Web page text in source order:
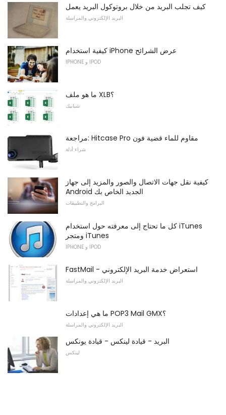
كيف تجلب البريد من خلال بروتوكول البريد يعمل
البريد الإلكتروني والمراسلة
كيفية استخدام iPhone عرض الشرائح
IPHONE و IPOD
ما هو ملف XLB؟
شبابيك
مراجعة: Hitcase Pro مقاوم للماء قضية فون
شراء أدلة
كيفية نقل جهات الاتصال والصور والمزيد إلى جهاز
Android الجديد الخاص بك
البرامج والتطبيقات
كل ما تحتاج إلى معرفته حول استخدام iTunes
ومتجر iTunes
IPHONE و IPOD
FastMail - استعراض خدمة البريد الإلكتروني
البريد الإلكتروني والمراسلة
ما هي إعدادات POP3 Mail GMX؟
البريد الإلكتروني والمراسلة
البريد - قيادة لينكس - قيادة يونكس
لينكس